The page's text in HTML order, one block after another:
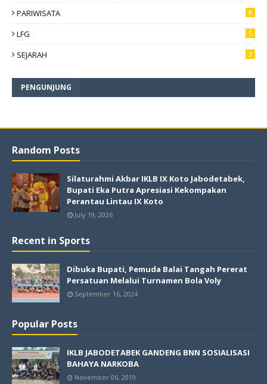
PARIWISATA 8
LFG 5
SEJARAH 3
PENGUNJUNG
Random Posts
Silaturahmi Akbar IKLB IX Koto Jabodetabek,
Bupati Eka Putra Apresiasi Kekompakan
Perantau Lintau IX Koto
July 19, 2026
Recent in Sports
Dibuka Bupati, Pemuda Balai Tangah Pererat
Persatuan Melalui Turnamen Bola Voly
September 16, 2024
Popular Posts
IKLB JABODETABEK GANDENG BNN SOSIALISASI
BAHAYA NARKOBA
November 06, 2019